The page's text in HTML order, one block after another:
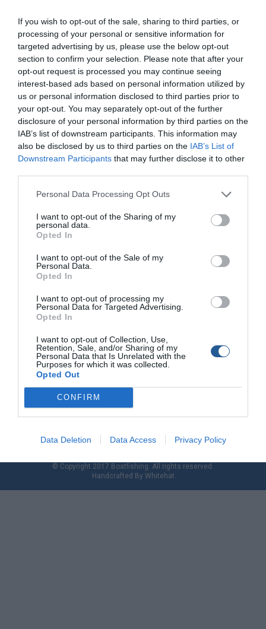
If you wish to opt-out of the sale, sharing to third parties, or
processing of your personal or sensitive information for
targeted advertising by us, please use the below opt-out
section to confirm your selection. Please note that after your
opt-out request is processed you may continue seeing
interest-based ads based on personal information utilized by
us or personal information disclosed to third parties prior to
your opt-out. You may separately opt-out of the further
disclosure of your personal information by third parties on the
IAB’s list of downstream participants. This information may
also be disclosed by us to third parties on the IAB’s List of
Downstream Participants that may further disclose it to other
Personal Data Processing Opt Outs
I want to opt-out of the Sharing of my
personal data.
Opted In
I want to opt-out of the Sale of my
Personal Data.
Opted In
I want to opt-out of processing my
Personal Data for Targeted Advertising.
Opted In
I want to opt-out of Collection, Use,
Retention, Sale, and/or Sharing of my
Personal Data that Is Unrelated with the
Purposes for which it was collected.
Opted Out
CONFIRM
Data Deletion Data Access Privacy Policy
κάτω του επιτρεπόμενου ελάχιστου μεγέθους των 20
εκατοστών,
Από το Α΄ Λιμενικό Τμήμα Νέας Μηχανιώνας του
Κεντρικού Λιμεναρχείου Θεσσαλονίκης βεβαιώθηκε μία
αγορανομική παράβαση, ενώ το σύνολο των ανωτέρω
ιχθύων φυλάσσονται σε ψυκτικό θάλαμο προκειμένου να
διατεθούν σε ευαγή ιδρύματα.
Tags
Κατάσχεση αλιευμάτων Αλιευτικοί Έλεγχοι
© Copyright 2017 Boatfishing. All rights reserved.
Handcrafted By Whitehat